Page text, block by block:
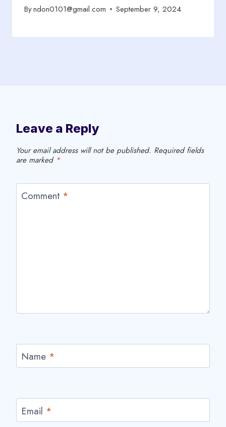
Byndon0101@gmail.com September 9, 2024
Leave a Reply
Your email address will not be published. Required fields
are marked *
Comment *
Name *
Email *